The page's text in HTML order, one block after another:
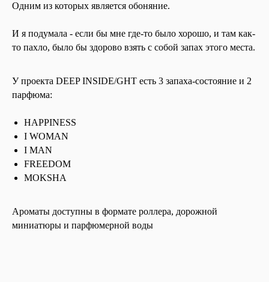
Одним из которых является обоняние.
И я подумала - если бы мне где-то было хорошо, и там как-
то пахло, было бы здорово взять с собой запах этого места.
У проекта DEEP INSIDE/GHT есть 3 запаха-состояние и 2
парфюма:
HAPPINESS
I WOMAN
I MAN
FREEDOM
MOKSHA
Ароматы доступны в формате роллера, дорожной
миниатюры и парфюмерной воды